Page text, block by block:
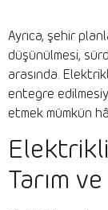
Ayrıca, şehir
düşünülmesi,
arasında.
entegre
etmek mümkün
Tarım